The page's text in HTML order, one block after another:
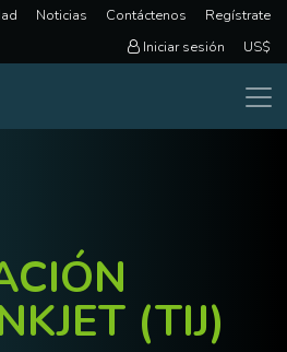
Noticias Contáctenos
Regístrate
Iniciar sesión
US$
(TIJ)